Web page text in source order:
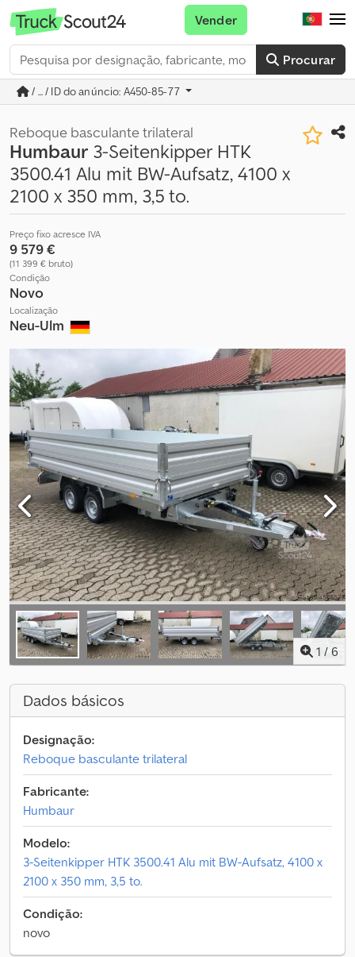
Procurar
Vender
/ ... / ID do anúncio: A450-85-77
Reboque basculante trilateral
Humbaur 3-Seitenkipper HTK
3500.41 Alu mit BW-Aufsatz, 4100 x
2100 x 350 mm, 3,5 to.
Preço fixo acresce IVA
9 579 €
(11 399 € bruto)
Condição
Novo
Localização
Neu-Ulm
1 / 6
Dados básicos
Designação:
Reboque basculante trilateral
Fabricante:
Humbaur
Modelo:
3-Seitenkipper HTK 3500.41 Alu mit BW-Aufsatz, 4100 x
2100 x 350 mm, 3,5 to.
Condição:
novo